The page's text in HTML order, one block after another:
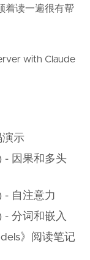
着读一遍很有帮
with Claude
演示
- 因果和多头
- 自注意力
- 分词和嵌入
》阅读笔记